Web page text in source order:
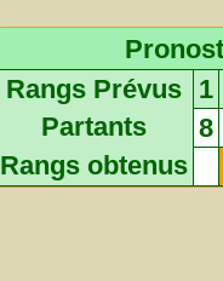
Rangs Prévus
1
Partants
8
Rangs obtenus